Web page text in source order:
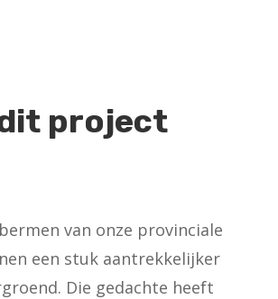
project
van onze provinciale
een stuk aantrekkelijker
Die gedachte heeft